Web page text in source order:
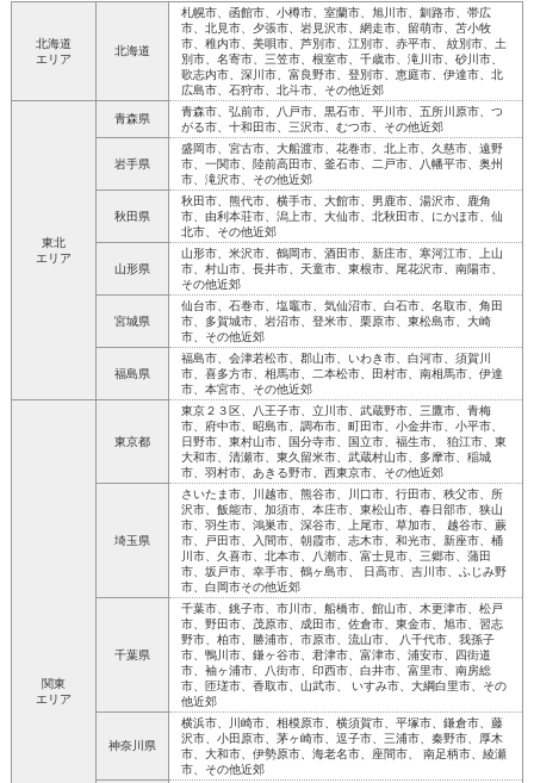
北海道
エリア
北海道
札幌市、函館市、小樽市、室蘭市、旭川市、釧路市、帯広
市、北見市、夕張市、岩見沢市、網走市、留萌市、苫小牧
市、稚内市、美唄市、芦別市、江別市、赤平市、 紋別市、土
別市、名寄市、三笠市、根室市、千歳市、滝川市、砂川市、
歌志内市、深川市、富良野市、登別市、恵庭市、伊達市、北
広島市、石狩市、北斗市、その他近郊
東北
エリア
青森県
青森市、弘前市、八戸市、黒石市、平川市、五所川原市、つ
がる市、十和田市、三沢市、むつ市、その他近郊
岩手県
盛岡市、宮古市、大船渡市、花巻市、北上市、久慈市、遠野
市、一関市、陸前高田市、釜石市、二戸市、八幡平市、奥州
市、滝沢市、その他近郊
秋田県
秋田市、熊代市、横手市、大館市、男鹿市、湯沢市、鹿角
市、由利本荘市、潟上市、大仙市、北秋田市、にかほ市、仙
北市、その他近郊
山形県
山形市、米沢市、鶴岡市、酒田市、新庄市、寒河江市、上山
市、村山市、長井市、天童市、東根市、尾花沢市、南陽市、
その他近郊
宮城県
仙台市、石巻市、塩竈市、気仙沼市、白石市、名取市、角田
市、多賀城市、岩沼市、登米市、栗原市、東松島市、大崎
市、その他近郊
福島県
福島市、会津若松市、郡山市、いわき市、白河市、須賀川
市、喜多方市、相馬市、二本松市、田村市、南相馬市、伊達
市、本宮市、その他近郊
関東
エリア
東京都
東京２３区、八王子市、立川市、武蔵野市、三鷹市、青梅
市、府中市、昭島市、調布市、町田市、小金井市、小平市、
日野市、東村山市、国分寺市、国立市、福生市、 狛江市、東
大和市、清瀬市、東久留米市、武蔵村山市、多摩市、稲城
市、羽村市、あきる野市、西東京市、その他近郊
埼玉県
さいたま市、川越市、熊谷市、川口市、行田市、秩父市、所
沢市、飯能市、加須市、本庄市、東松山市、春日部市、狭山
市、羽生市、鴻巣市、深谷市、上尾市、草加市、 越谷市、蕨
市、戸田市、入間市、朝霞市、志木市、和光市、新座市、桶
川市、久喜市、北本市、八潮市、富士見市、三郷市、蒲田
市、坂戸市、幸手市、鶴ヶ島市、 日高市、吉川市、ふじみ野
市、白岡市その他近郊
千葉県
千葉市、銚子市、市川市、船橋市、館山市、木更津市、松戸
市、野田市、茂原市、成田市、佐倉市、東金市、旭市、習志
野市、柏市、勝浦市、市原市、流山市、 八千代市、我孫子
市、鴨川市、鎌ヶ谷市、君津市、富津市、浦安市、四街道
市、袖ヶ浦市、八街市、印西市、白井市、富里市、南房総
市、匝瑳市、香取市、山武市、 いすみ市、大綱白里市、その
他近郊
神奈川県
横浜市、川崎市、相模原市、横須賀市、平塚市、鎌倉市、藤
沢市、小田原市、茅ヶ崎市、逗子市、三浦市、秦野市、厚木
市、大和市、伊勢原市、海老名市、座間市、 南足柄市、綾瀬
市、その他近郊